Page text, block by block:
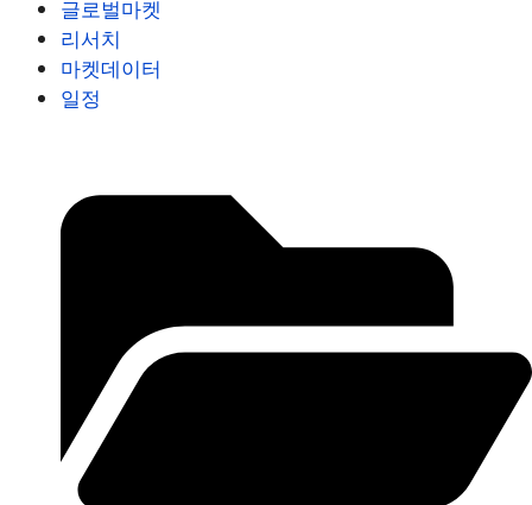
글로벌마켓
리서치
마켓데이터
일정